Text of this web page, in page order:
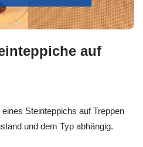
auf
Steinteppichs auf Treppen
und dem Typ abhängig.